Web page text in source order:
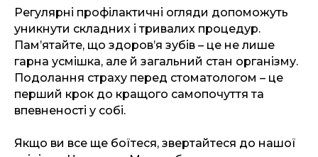
Регулярні профілактичні огляди допоможуть
уникнути складних і тривалих процедур.
Пам’ятайте, що здоров’я зубів – це не лише
гарна усмішка, але й загальний стан організму.
Подолання страху перед стоматологом – це
перший крок до кращого самопочуття та
впевненості у собі.
Якщо ви все ще боїтеся, звертайтеся до нашої